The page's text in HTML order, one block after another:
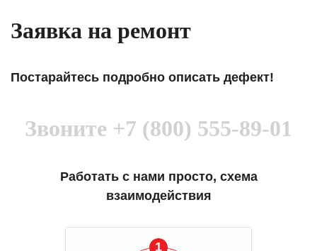
Заявка на ремонт
Постарайтесь подробно описать дефект!
Звоните +7 (800) 555-89-01
Работать с нами просто, схема
взаимодействия
1